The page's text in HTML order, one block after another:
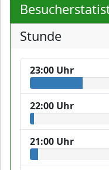
Stunde
23:00 Uhr
22:00 Uhr
21:00 Uhr